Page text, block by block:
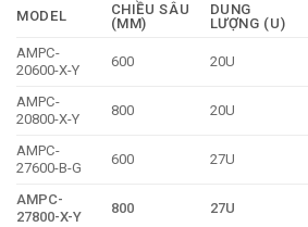
MODEL
CHIỀU SÂU
(MM)
DUNG
LƯỢNG (U)
AMPC-
20600-X-Y
600 20U
AMPC-
20800-X-Y
800 20U
AMPC-
27600-B-G
600 27U
AMPC-
27800-X-Y
800 27U